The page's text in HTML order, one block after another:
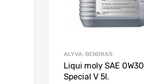
ALYVA-BENDRAS
Liqui moly SAE 0W30
Special V 5l.